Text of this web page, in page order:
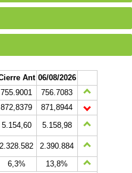
Ant 06/08/2026
755.9001
756.7083
872,8379
871,8944
5.154,60
5.158,98
2.328.582
2.390.884
6,3%
13,8%